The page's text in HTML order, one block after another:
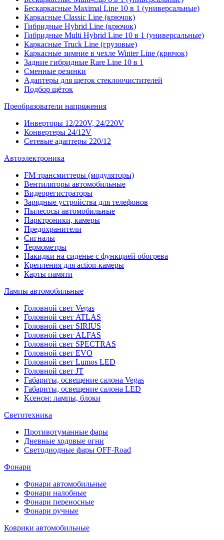
Бескаркасные Maximal Line 10 в 1 (универсальные)
Каркасные Classic Line (крючок)
Гибридные Hybrid Line (крючок)
Гибридные Multi Hybrid Line 10 в 1 (универсальные)
Каркасные Truck Line (грузовые)
Каркасные зимние в чехле Winter Line (крючок)
Задние гибридные Rare Line 10 в 1
Сменные резинки
Адаптеры для щеток стеклоочистителей
Подбор щёток
Преобразователи напряжения
Инверторы 12/220V, 24/220V
Конвертеры 24/12V
Сетевые адаптеры 220/12
Автоэлектроника
FM трансмиттеры (модуляторы)
Вентиляторы автомобильные
Видеорегистраторы
Зарядные устройства для телефонов
Пылесосы автомобильные
Парктроники, камеры
Предохранители
Сигналы
Термометры
Накидки на сиденье с функцией обогрева
Крепления для action-камеры
Карты памяти
Лампы автомобильные
Головной свет Vegas
Головной свет ATLAS
Головной свет SIRIUS
Головной свет ALFAS
Головной свет SPECTRAS
Головной свет EVO
Головной свет Lumos LED
Головной свет JT
Габариты, освещение салона Vegas
Габариты, освещение салона LED
Ксенон: лампы, блоки
Светотехника
Противотуманные фары
Дневные ходовые огни
Светодиодные фары OFF-Road
Фонари
Фонари автомобильные
Фонари налобные
Фонари переносные
Фонари ручные
Коврики автомобильные